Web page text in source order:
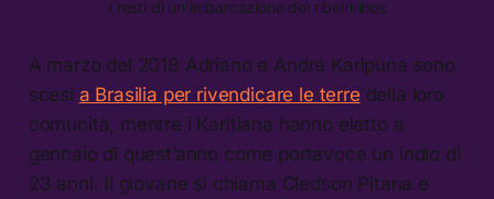
I resti di un’imbarcazione dei ribeirinhos
A marzo del 2018 Adriano e André Karipuna sono
scesi a Brasilia per rivendicare le terre della loro
comunità, mentre i Karitiana hanno eletto a
gennaio di quest’anno come portavoce un indio di
23 anni. Il giovane si chiama Cledson Pitana e